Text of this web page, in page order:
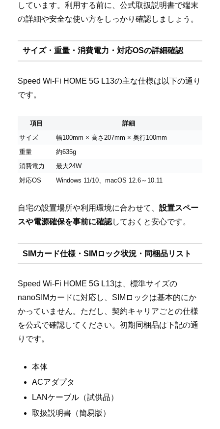
しています。利用する前に、公式取扱説明書で端末
の詳細や安全な使い方をしっかり確認しましょう。
サイズ・重量・消費電力・対応OSの詳細確認
Speed Wi-Fi HOME 5G L13の主な仕様は以下の通り
です。
項目
詳細
サイズ
幅100mm × 高さ207mm × 奥行100mm
重量
約635g
消費電力
最大24W
対応OS
Windows 11/10、macOS 12.6～10.11
自宅の設置場所や利用環境に合わせて、 設置スペー
スや電源確保を事前に確認しておくと安心です。
SIMカード仕様・SIMロック状況・同梱品リスト
Speed Wi-Fi HOME 5G L13は、標準サイズの
nanoSIMカードに対応し、SIMロックは基本的にか
かっていません。ただし、契約キャリアごとの仕様
を公式で確認してください。初期同梱品は下記の通
りです。
本体
ACアダプタ
LANケーブル（試供品）
取扱説明書（簡易版）